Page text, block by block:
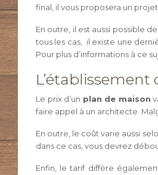
final, il vous proposera un
En outre, il est aussi possible
tous les cas, il existe une
Pour plus d’informations à ce
Le prix d’un plan de maison
faire appel à un architecte.
En outre, le coût varie aussi
dans ce cas, vous devrez
Enfin, le tarif diffère